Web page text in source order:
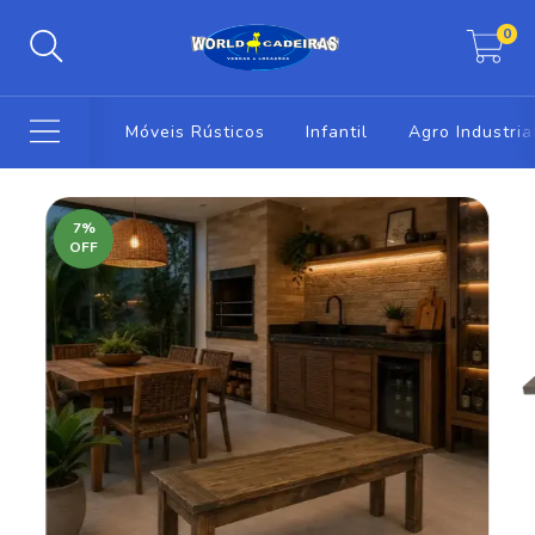
0
Móveis Rústicos Infantil Agro
7%
OFF